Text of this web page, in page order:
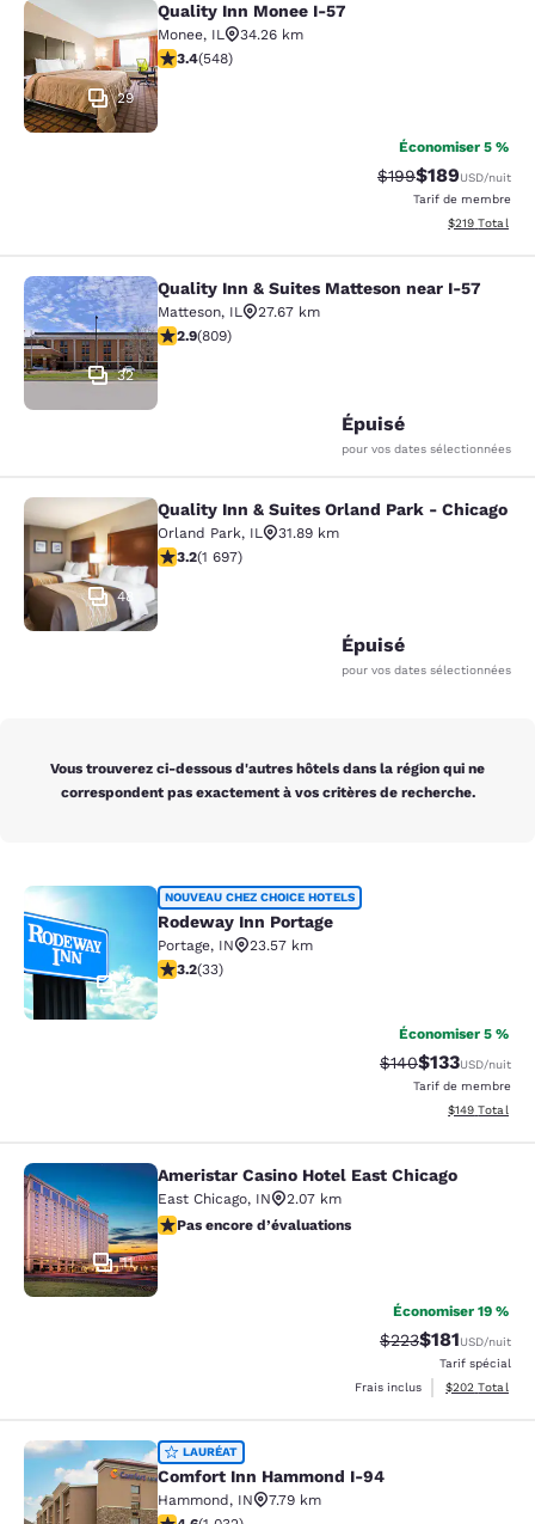
Quality Inn Monee I-57
29
Quality Inn Monee I-57
Monee, IL
34.26 km
3.43 étoiles. Bien. 548 commentaires
3.4(548)
Économiser 5 %
Tarif barré :
$199Tarif réduit :
$189USD/nuit
Tarif de membre
Afficher les
$219 Total
Quality Inn & Suites Matteson near
32
Quality Inn & Suites Matteson near I-57
Matteson, IL
27.67 km
2.87 étoiles. Moyen. 809 commentaires
2.9(809)
Épuisé
pour vos dates sélectionnées
Quality Inn & Suites Orland Park -
48
Quality Inn & Suites Orland Park - Chicago
Orland Park, IL
31.89 km
3.22 étoiles. Bien. 1697 commentaires
3.2(1 697)
Épuisé
pour vos dates sélectionnées
Vous trouverez ci-dessous d'autres hôtels dans la région qui ne
correspondent pas exactement à vos critères de recherche.
Rodeway Inn Portage
2
NOUVEAU CHEZ CHOICE HOTELS
Rodeway Inn Portage
Portage, IN
23.57 km
3.18 étoiles. Bien. 33 commentaires
3.2(33)
Économiser 5 %
Tarif barré :
$140Tarif réduit :
$133USD/nuit
Tarif de membre
Afficher les
$149 Total
Ameristar Casino Hotel East
11
Ameristar Casino Hotel East Chicago
East Chicago, IN
2.07 km
Pas encore d’évaluations
Pas encore d’évaluations
Économiser 19 %
Tarif barré :
$223Tarif réduit :
$181USD/nuit
Tarif spécial
Frais inclus
Afficher les
$202 Total
Comfort Inn Hammond I-94
LAURÉAT
Comfort Inn Hammond I-94
Hammond, IN
7.79 km
4.56 étoiles. Excellent. 1032 commentaires